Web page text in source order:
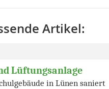
Artikel:
Lüftungsanlage
in Lünen saniert